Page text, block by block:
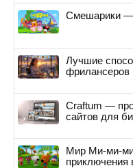
Смешарики —
Лучшие
фрилансеров
Craftum —
сайтов для
Мир Ми-ми-
приключения